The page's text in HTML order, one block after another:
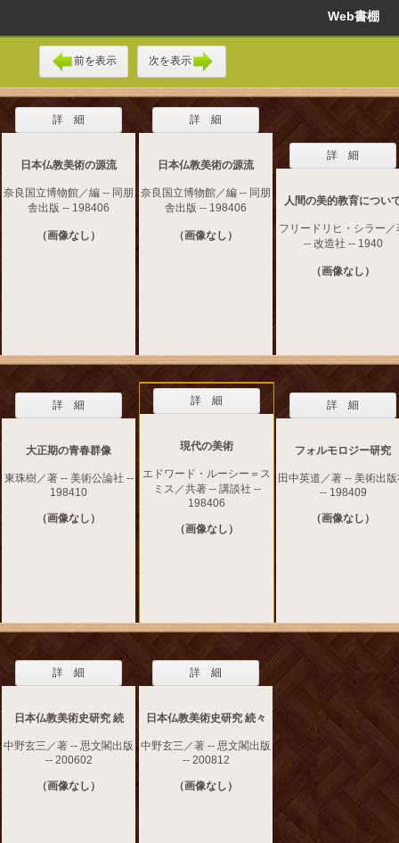
Web書棚
前を表示 次を表示
詳 細
日本仏教美術の源流
奈良国立博物館／編 -- 同朋
舎出版 -- 198406
（画像なし）
詳 細
日本仏教美術の源流
奈良国立博物館／編 -- 同朋
舎出版 -- 198406
（画像なし）
詳 細
人間の美的教育につい
フリードリヒ・シラー／
-- 改造社 -- 1940
（画像なし）
詳 細
大正期の青春群像
東珠樹／著 -- 美術公論社 --
198410
（画像なし）
詳 細
現代の美術
エドワード・ルーシー＝ス
ミス／共著 -- 講談社 --
198406
（画像なし）
詳 細
フォルモロジー研究
田中英道／著 -- 美術出
-- 198409
（画像なし）
詳 細
日本仏教美術史研究 続
中野玄三／著 -- 思文閣出版
-- 200602
（画像なし）
詳 細
日本仏教美術史研究 続々
中野玄三／著 -- 思文閣出版
-- 200812
（画像なし）